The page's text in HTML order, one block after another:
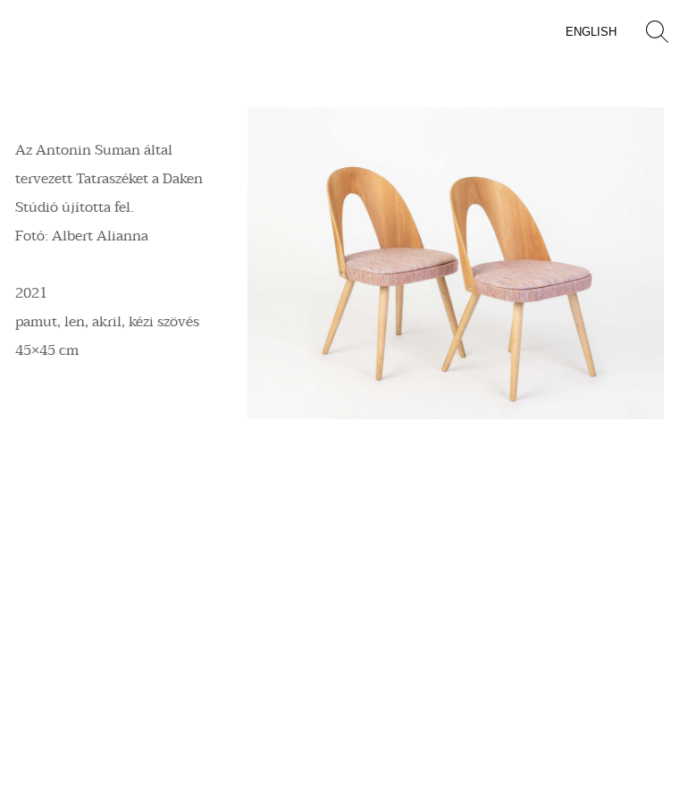
ENGLISH
Az Antonin Suman által
tervezett Tatraszéket a Daken
Stúdió újította fel.
Fotó: Albert Alianna
2021
pamut, len, akril, kézi szövés
45×45 cm